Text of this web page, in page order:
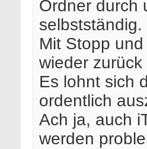
Ordner durch
selbstständig.
Mit Stopp
wieder zurück
Es lohnt sich
ordentlich
Ach ja, auch
werden